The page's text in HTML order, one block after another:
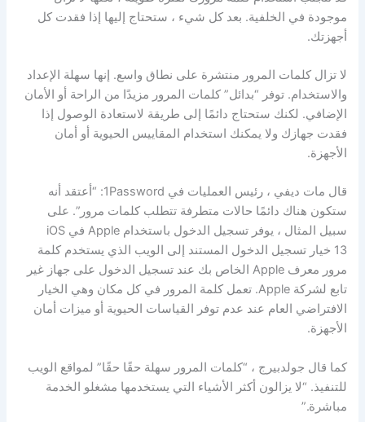
موجودة في الخلفية. بعد كل شيء ، ستحتاج إليها إذا فقدت كل
أجهزتك.
لا تزال كلمات المرور منتشرة على نطاق واسع. إنها سهلة الإعداد
والاستخدام. توفر “بدائل” كلمات المرور مزيدًا من الراحة أو الأمان
الإضافي. لكنك ستحتاج دائمًا إلى طريقة لاستعادة الوصول إذا
فقدت جهازك ولا يمكنك استخدام المقاييس الحيوية أو أمان
الأجهزة.
قال مات ديفي ، رئيس العمليات في 1Password: “أعتقد أنه
ستكون هناك دائمًا حالات متطرفة تتطلب كلمات مرور”. على
سبيل المثال ، يوفر تسجيل الدخول باستخدام Apple في iOS
13 خيار تسجيل الدخول المستند إلى الويب الذي يستخدم كلمة
مرور معرف Apple الخاص بك عند تسجيل الدخول على جهاز غير
تابع لشركة Apple. تعمل كلمة المرور في كل مكان وهي الخيار
الافتراضي العام عند عدم توفر القياسات الحيوية أو ميزات أمان
الأجهزة.
كما قال جولدبيرج ، “كلمات المرور سهلة حقًا حقًا” لمواقع الويب
للتنفيذ. “لا يزالون أكثر الأشياء التي يستخدمها مشغلو الخدمة
مباشرة.”